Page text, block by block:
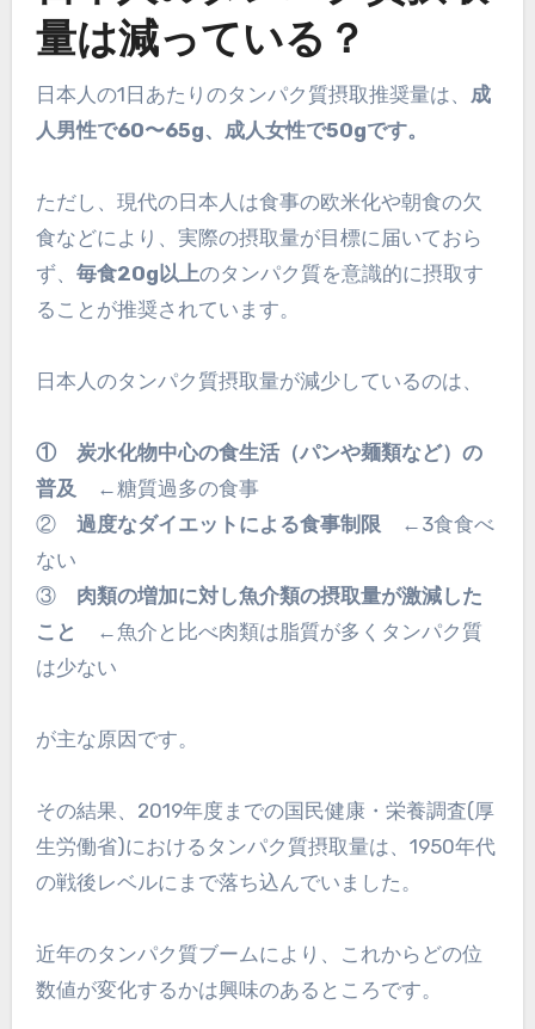
量は減っている？
日本人の1日あたりのタンパク質摂取推奨量は、 成
人男性で60〜65g、成人女性で50gです。
ただし、現代の日本人は食事の欧米化や朝食の欠
食などにより、実際の摂取量が目標に届いておら
ず、 毎食20g以上のタンパク質を意識的に摂取す
ることが推奨されています。
日本人のタンパク質摂取量が減少しているのは、
① 炭水化物中心の食生活（パンや麺類など）の
普及 ←糖質過多の食事
② 過度なダイエットによる食事制限←3食食べ
ない
③ 肉類の増加に対し魚介類の摂取量が激減した
こと
←魚介と比べ肉類は脂質が多くタンパク質
は少ない
が主な原因です。
その結果、2019年度までの国民健康・栄養調査(厚
生労働省)におけるタンパク質摂取量は、1950年代
の戦後レベルにまで落ち込んでいました。
近年のタンパク質ブームにより、これからどの位
数値が変化するかは興味のあるところです。